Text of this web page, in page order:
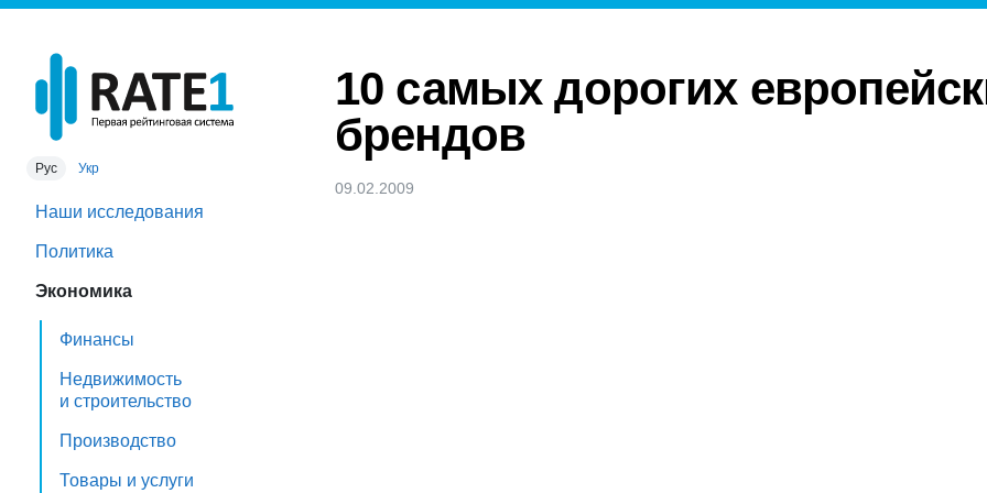
Рус Укр
Наши исследования
Политика
Экономика
Финансы
Недвижимость
и строительство
Производство
Товары и услуги
10 самых дорогих
брендов
09.02.2009